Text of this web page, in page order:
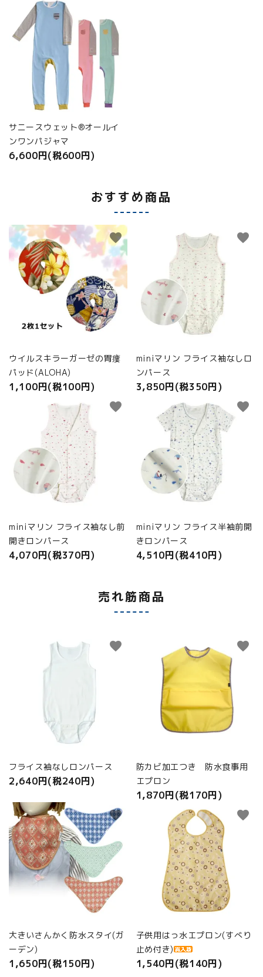
サニースウェット®オールイ
ンワンパジャマ
6,600円(税600円)
おすすめ商品
ウイルスキラーガーゼの胃瘻
パッド(ALOHA)
1,100円(税100円)
favorite
miniマリン フライス袖なしロ
ンパース
3,850円(税350円)
favorite
miniマリン フライス袖なし前
開きロンパース
4,070円(税370円)
favorite
miniマリン フライス半袖前開
きロンパース
4,510円(税410円)
favorite
売れ筋商品
フライス袖なしロンパース
2,640円(税240円)
favorite
防カビ加工つき 防水食事用
エプロン
1,870円(税170円)
favorite
大きいさんかく防水スタイ(ガ
ーデン)
1,650円(税150円)
favorite
子供用はっ水エプロン(すべり
止め付き)
1,540円(税140円)
favorite